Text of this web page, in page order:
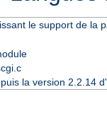
le support de la
la version 2.2.14